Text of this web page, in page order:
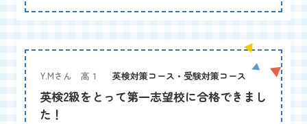
Y.Mさん 高１ 英検対策コース・受験対策コース
英検2級をとって第一志望校に合格できまし
た！